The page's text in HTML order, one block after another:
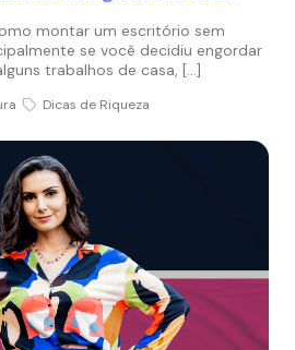
montar um escritório sem
se você decidiu engordar
trabalhos de casa, […]
Dicas de Riqueza